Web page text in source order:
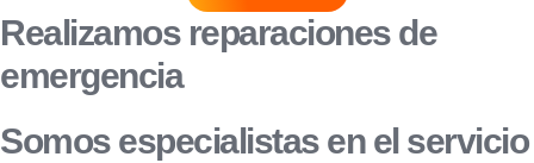
Realizamos reparaciones de
emergencia
Somos especialistas en el servicio